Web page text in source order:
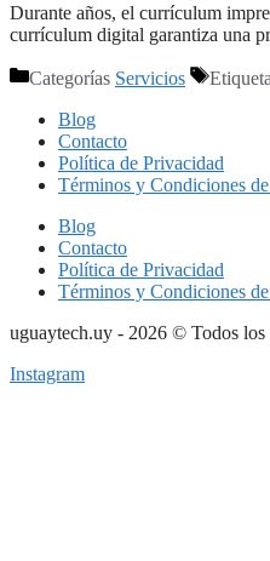
Durante años, el currículum
currículum digital garantiza una
Categorías Servicios
Blog
Contacto
Política de Privacidad
Términos y Condiciones
Blog
Contacto
Política de Privacidad
Términos y Condiciones
uguaytech.uy - 2026 © Todos los
Instagram